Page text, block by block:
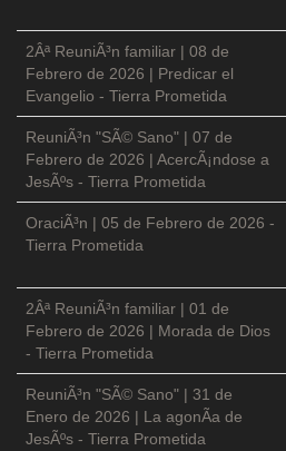
2Âª ReuniÃ³n familiar | 08 de
Febrero de 2026 | Predicar el
Evangelio - Tierra Prometida
ReuniÃ³n "SÃ© Sano" | 07 de
Febrero de 2026 | AcercÃ¡ndose a
JesÃºs - Tierra Prometida
OraciÃ³n | 05 de Febrero de 2026 -
Tierra Prometida
2Âª ReuniÃ³n familiar | 01 de
Febrero de 2026 | Morada de Dios
- Tierra Prometida
ReuniÃ³n "SÃ© Sano" | 31 de
Enero de 2026 | La agonÃ­a de
JesÃºs - Tierra Prometida